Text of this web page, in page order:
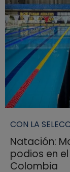
CON LA
Natación:
podios en
Colombia